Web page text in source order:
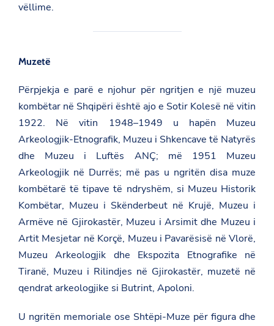
vëllime.
Muzetë
Përpjekja e parë e njohur për ngritjen e një muzeu
kombëtar në Shqipëri është ajo e Sotir Kolesë në vitin
1922. Në vitin 1948–1949 u hapën Muzeu
Arkeologjik-Etnografik, Muzeu i Shkencave të Natyrës
dhe Muzeu i Luftës ANÇ; më 1951 Muzeu
Arkeologjik në Durrës; më pas u ngritën disa muze
kombëtarë të tipave të ndryshëm, si Muzeu Historik
Kombëtar, Muzeu i Skënderbeut në Krujë, Muzeu i
Armëve në Gjirokastër, Muzeu i Arsimit dhe Muzeu i
Artit Mesjetar në Korçë, Muzeu i Pavarësisë në Vlorë,
Muzeu Arkeologjik dhe Ekspozita Etnografike në
Tiranë, Muzeu i Rilindjes në Gjirokastër, muzetë në
qendrat arkeologjike si Butrint, Apoloni.
U ngritën memoriale ose Shtëpi-Muze për figura dhe